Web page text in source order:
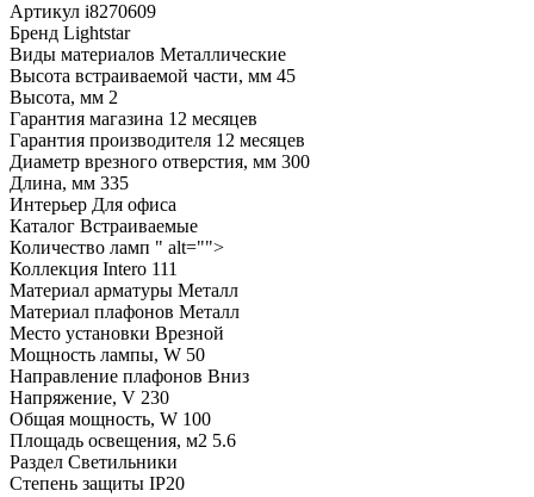
Артикул i8270609
Бренд Lightstar
Виды материалов Металлические
Высота встраиваемой части, мм 45
Высота, мм 2
Гарантия магазина 12 месяцев
Гарантия производителя 12 месяцев
Диаметр врезного отверстия, мм 300
Длина, мм 335
Интерьер Для офиса
Каталог Встраиваемые
Количество ламп " alt="">
Коллекция Intero 111
Материал арматуры Металл
Материал плафонов Металл
Место установки Врезной
Мощность лампы, W 50
Направление плафонов Вниз
Напряжение, V 230
Общая мощность, W 100
Площадь освещения, м2 5.6
Раздел Светильники
Степень защиты IP20